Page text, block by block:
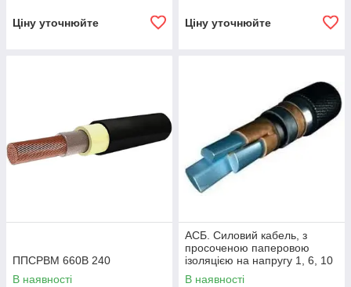
Ціну уточнюйте Ціну уточнюйте
ППСРВМ 660В 240
В наявності
АСБ. Силовий кабель, з
просоченою паперовою
ізоляцією на напругу 1, 6, 10
кВ
В наявності